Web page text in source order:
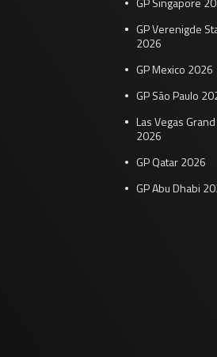
GP Verenigde
2026
GP Mexico 2026
GP São Paulo
Las Vegas
2026
GP Qatar 2026
GP Abu Dhabi